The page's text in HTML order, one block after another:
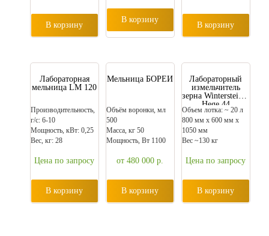
В корзину
В корзину
В корзину
Лабораторная
мельница LM 120
Производительность,
г/с: 6-10
Мощность, кВт: 0,25
Вес, кг: 28
Цена по запросу
В корзину
Мельница БОРЕЙ
Объём воронки, мл
500
Масса, кг 50
Мощность, Вт 1100
от 480 000р.
В корзину
Лабораторный
измельчитель
зерна Wintersteiger
Hege 44
Объем лотка: ~ 20 л
800 мм х 600 мм х
1050 мм
Вес ~130 кг
Цена по запросу
В корзину